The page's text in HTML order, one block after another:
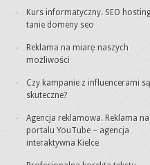
Kurs informatyczny. SEO
tanie domeny seo
Reklama na miarę naszych
możliwości
Czy kampanie z influencerami są
skuteczne?
Agencja reklamowa. Reklama na
portalu YouTube – agencja
interaktywna Kielce